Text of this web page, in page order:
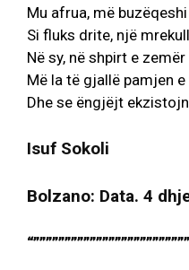
Mu afrua, më
Si fluks drite, një
Në sy, në shpirt e
Më la të gjallë pamjen
Dhe se ëngjëjt
Isuf Sokoli
Bolzano: Data. 4